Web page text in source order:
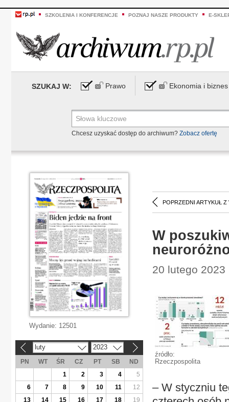
SZKOLENIA I KONFERENCJE POZNAJ NASZE PRODUKTY E-
SZUKAJ W: Prawo Ekonomia i biznes
Chcesz uzyskać dostęp do archiwum? Zobacz ofertę
POPRZEDNI ARTYKUŁ Z
W
20 lutego 2023
źródło:
Rzeczpospolita
– W styczniu
Wydanie: 12501
luty 2023
PN WT ŚR CZ PT SB
ND
1
2 3 4
5
6
7 8 9 10 11
12
13
14 15 16 17 18
19